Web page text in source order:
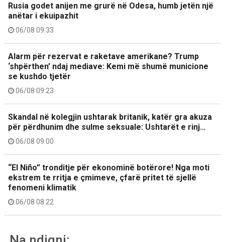
Rusia godet anijen me grurë në Odesa, humb jetën një
anëtar i ekuipazhit
06/08 09:33
Alarm për rezervat e raketave amerikane? Trump
‘shpërthen’ ndaj mediave: Kemi më shumë municione
se kushdo tjetër
06/08 09:23
Skandal në kolegjin ushtarak britanik, katër gra akuza
për përdhunim dhe sulme seksuale: Ushtarët e rinj…
06/08 09:00
“El Niño” tronditje për ekonominë botërore! Nga moti
ekstrem te rritja e çmimeve, çfarë pritet të sjellë
fenomeni klimatik
06/08 08:22